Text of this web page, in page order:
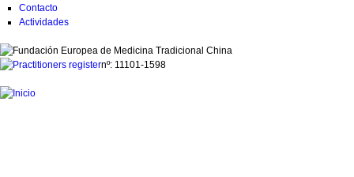
Contacto
Actividades
nº: 11101-1598